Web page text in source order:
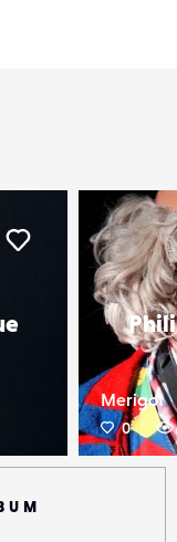
Liker
Merigot
0